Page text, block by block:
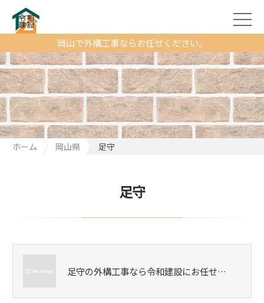
岡山で外構工事ならお任せください。
ホーム 岡山県 足守
足守
足守の外構工事なら令和建設にお任せ…